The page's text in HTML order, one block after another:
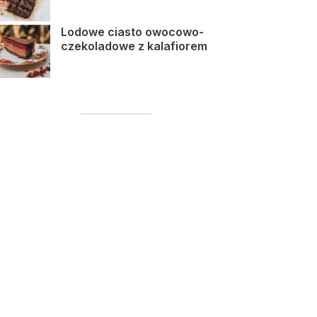
Lodowe ciasto owocowo-
czekoladowe z kalafiorem